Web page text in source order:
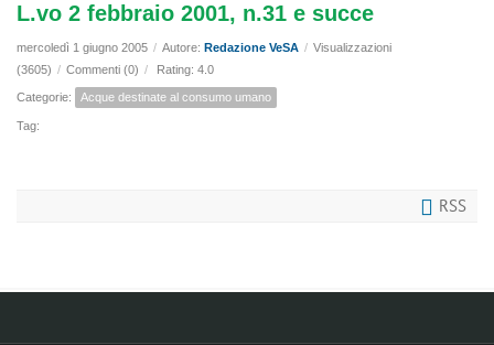
L.vo 2 febbraio 2001, n.31 e succe
mercoledì 1 giugno 2005 / Autore: Redazione VeSA / Visualizzazioni
(3605) / Commenti (0) / Rating: 4.0
Categorie: Acque destinate al consumo umano
Tag:
RSS